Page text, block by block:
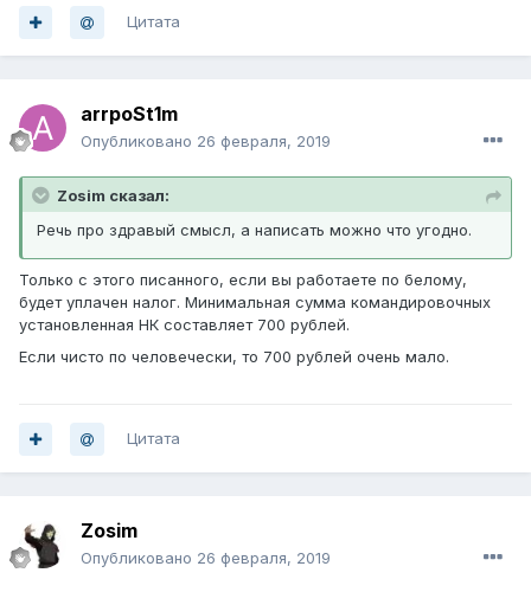
Цитата
arrpoSt1m
Опубликовано 26 февраля, 2019
Zosim сказал:
Речь про здравый смысл, а написать можно что угодно.
Только с этого писанного, если вы работаете по белому,
будет уплачен налог. Минимальная сумма командировочных
установленная НК составляет 700 рублей.
Если чисто по человечески, то 700 рублей очень мало.
Цитата
Zosim
Опубликовано 26 февраля, 2019